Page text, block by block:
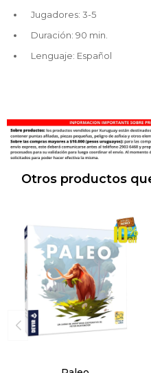
Jugadores: 3-5
Duración: 90 min.
Lenguaje: Español
Otros productos